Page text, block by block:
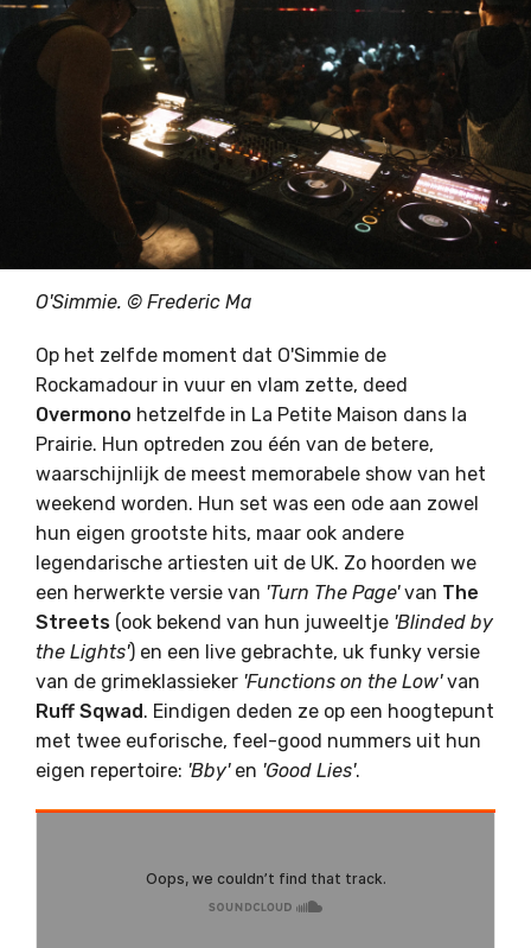
O'Simmie. © Frederic Ma
Op het zelfde moment dat O'Simmie de
Rockamadour in vuur en vlam zette, deed
Overmono hetzelfde in La Petite Maison dans la
Prairie. Hun optreden zou één van de betere,
waarschijnlijk de meest memorabele show van het
weekend worden. Hun set was een ode aan zowel
hun eigen grootste hits, maar ook andere
legendarische artiesten uit de UK. Zo hoorden we
een herwerkte versie van 'Turn The Page'van The
Streets (ook bekend van hun juweeltje 'Blinded by
the Lights') en een live gebrachte, uk funky versie
van de grimeklassieker 'Functions on the Low'van
Ruff Sqwad. Eindigen deden ze op een hoogtepunt
met twee euforische, feel-good nummers uit hun
eigen repertoire: 'Bby'en 'Good Lies'.